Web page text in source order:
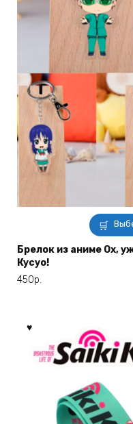
Брелок из аниме Ох,
Кусуо!
450р.